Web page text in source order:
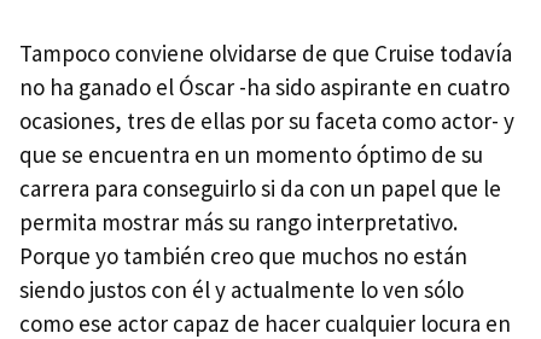
Tampoco conviene olvidarse de que Cruise todavía
no ha ganado el Óscar -ha sido aspirante en cuatro
ocasiones, tres de ellas por su faceta como actor- y
que se encuentra en un momento óptimo de su
carrera para conseguirlo si da con un papel que le
permita mostrar más su rango interpretativo.
Porque yo también creo que muchos no están
siendo justos con él y actualmente lo ven sólo
como ese actor capaz de hacer cualquier locura en